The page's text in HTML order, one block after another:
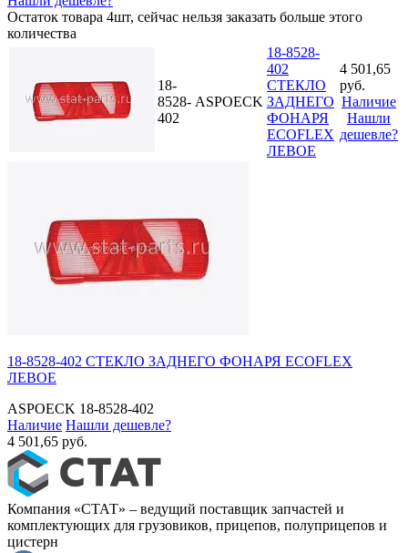
Остаток товара 4шт, сейчас нельзя заказать больше этого
количества
18-
8528-
402
ASPOECK
18-8528-
402
СТЕКЛО
ЗАДНЕГО
ФОНАРЯ
ECOFLEX
ЛЕВОЕ
4 501,65
руб.
Наличие
Нашли
дешевле?
18-8528-402 СТЕКЛО ЗАДНЕГО ФОНАРЯ ECOFLEX
ЛЕВОЕ
ASPOECK 18-8528-402
Наличие Нашли дешевле?
4 501,65 руб.
Компания «СТАТ» – ведущий поставщик запчастей и
комплектующих для грузовиков, прицепов, полуприцепов и
цистерн